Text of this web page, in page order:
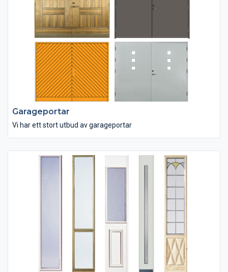
Garageportar
Vi har ett stort utbud av garageportar